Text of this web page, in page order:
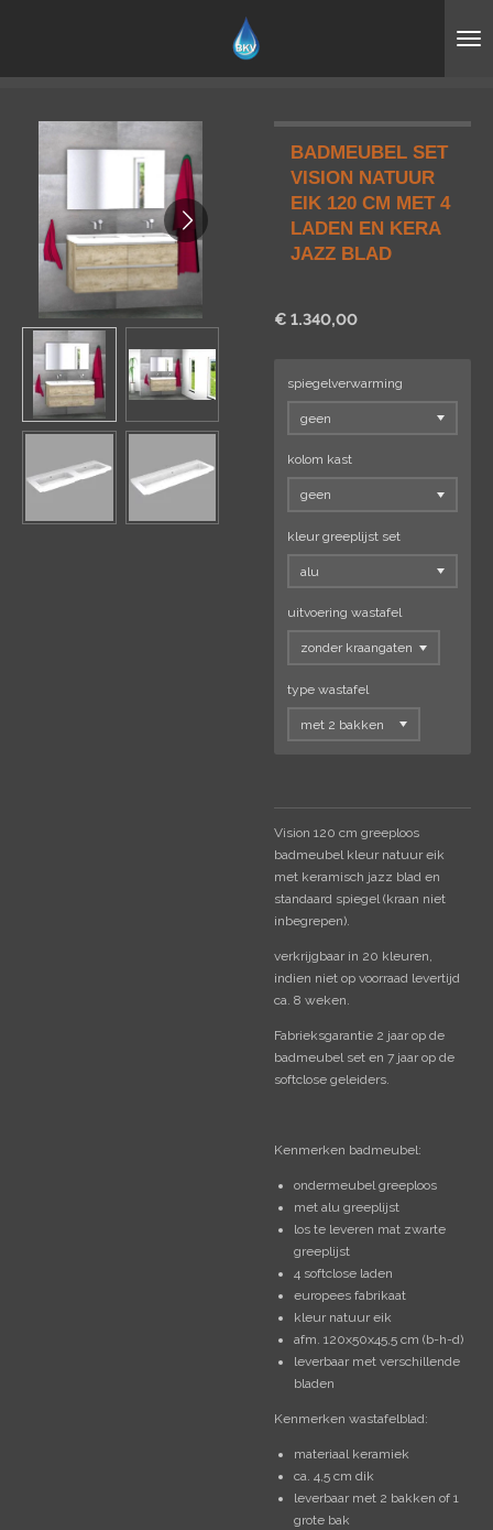
BADMEUBEL SET
VISION NATUUR
EIK 120 CM MET 4
LADEN EN KERA
JAZZ BLAD
€ 1.340,00
spiegelverwarming
kolom kast
kleur greeplijst set
uitvoering wastafel
type wastafel
Vision 120 cm greeploos
badmeubel kleur natuur eik
met keramisch jazz blad en
standaard spiegel (kraan niet
inbegrepen).
verkrijgbaar in 20 kleuren,
indien niet op voorraad levertijd
ca. 8 weken.
Fabrieksgarantie 2 jaar op de
badmeubel set en 7 jaar op de
softclose geleiders.
Kenmerken badmeubel:
ondermeubel greeploos
met alu greeplijst
los te leveren mat zwarte
greeplijst
4 softclose laden
europees fabrikaat
kleur natuur eik
afm. 120x50x45,5 cm (b-h-d)
leverbaar met verschillende
bladen
Kenmerken wastafelblad:
materiaal keramiek
ca. 4,5 cm dik
leverbaar met 2 bakken of 1
grote bak